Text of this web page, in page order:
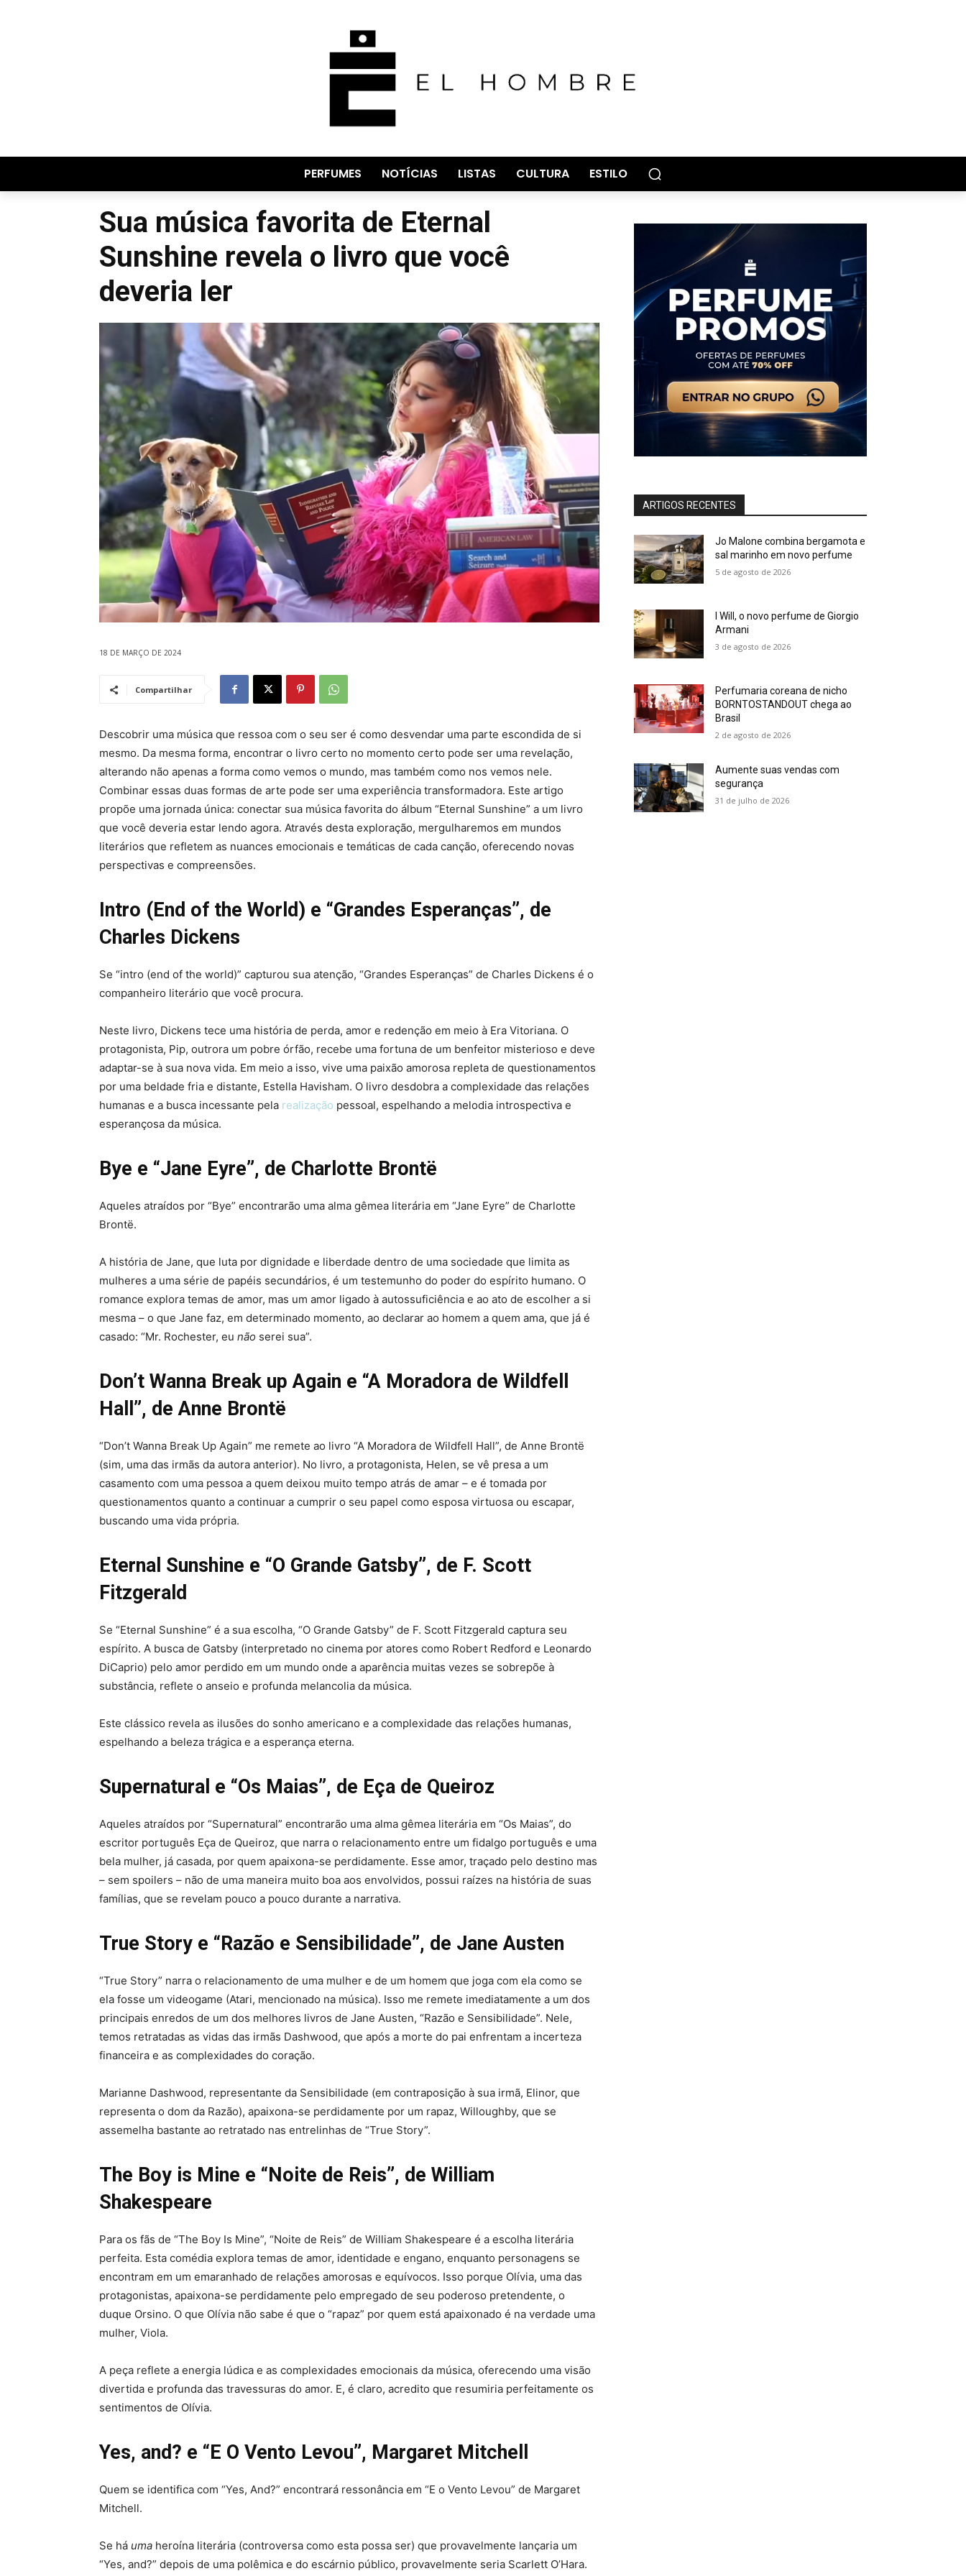
PERFUMES NOTÍCIAS LISTAS CULTURA ESTILO
Sua música favorita de Eternal
Sunshine revela o livro que você
deveria ler
18 DE MARÇO DE 2024
Compartilhar
Descobrir uma música que ressoa com o seu ser é como desvendar uma parte escondida de si
mesmo. Da mesma forma, encontrar o livro certo no momento certo pode ser uma revelação,
alterando não apenas a forma como vemos o mundo, mas também como nos vemos nele.
Combinar essas duas formas de arte pode ser uma experiência transformadora. Este artigo
propõe uma jornada única: conectar sua música favorita do álbum “Eternal Sunshine” a um livro
que você deveria estar lendo agora. Através desta exploração, mergulharemos em mundos
literários que refletem as nuances emocionais e temáticas de cada canção, oferecendo novas
perspectivas e compreensões.
Intro (End of the World) e “Grandes Esperanças”, de
Charles Dickens
Se “intro (end of the world)” capturou sua atenção, “Grandes Esperanças” de Charles Dickens é o
companheiro literário que você procura.
Neste livro, Dickens tece uma história de perda, amor e redenção em meio à Era Vitoriana. O
protagonista, Pip, outrora um pobre órfão, recebe uma fortuna de um benfeitor misterioso e deve
adaptar-se à sua nova vida. Em meio a isso, vive uma paixão amorosa repleta de questionamentos
por uma beldade fria e distante, Estella Havisham. O livro desdobra a complexidade das relações
humanas e a busca incessante pela realização pessoal, espelhando a melodia introspectiva e
esperançosa da música.
Bye e “Jane Eyre”, de Charlotte Brontë
Aqueles atraídos por “Bye” encontrarão uma alma gêmea literária em “Jane Eyre” de Charlotte
Brontë.
A história de Jane, que luta por dignidade e liberdade dentro de uma sociedade que limita as
mulheres a uma série de papéis secundários, é um testemunho do poder do espírito humano. O
romance explora temas de amor, mas um amor ligado à autossuficiência e ao ato de escolher a si
mesma – o que Jane faz, em determinado momento, ao declarar ao homem a quem ama, que já é
casado: “Mr. Rochester, eu não serei sua”.
Don’t Wanna Break up Again e “A Moradora de Wildfell
Hall”, de Anne Brontë
“Don’t Wanna Break Up Again” me remete ao livro “A Moradora de Wildfell Hall”, de Anne Brontë
(sim, uma das irmãs da autora anterior). No livro, a protagonista, Helen, se vê presa a um
casamento com uma pessoa a quem deixou muito tempo atrás de amar – e é tomada por
questionamentos quanto a continuar a cumprir o seu papel como esposa virtuosa ou escapar,
buscando uma vida própria.
Eternal Sunshine e “O Grande Gatsby”, de F. Scott
Fitzgerald
Se “Eternal Sunshine” é a sua escolha, “O Grande Gatsby” de F. Scott Fitzgerald captura seu
espírito. A busca de Gatsby (interpretado no cinema por atores como Robert Redford e Leonardo
DiCaprio) pelo amor perdido em um mundo onde a aparência muitas vezes se sobrepõe à
substância, reflete o anseio e profunda melancolia da música.
Este clássico revela as ilusões do sonho americano e a complexidade das relações humanas,
espelhando a beleza trágica e a esperança eterna.
Supernatural e “Os Maias”, de Eça de Queiroz
Aqueles atraídos por “Supernatural” encontrarão uma alma gêmea literária em “Os Maias”, do
escritor português Eça de Queiroz, que narra o relacionamento entre um fidalgo português e uma
bela mulher, já casada, por quem apaixona-se perdidamente. Esse amor, traçado pelo destino mas
– sem spoilers – não de uma maneira muito boa aos envolvidos, possui raízes na história de suas
famílias, que se revelam pouco a pouco durante a narrativa.
True Story e “Razão e Sensibilidade”, de Jane Austen
“True Story” narra o relacionamento de uma mulher e de um homem que joga com ela como se
ela fosse um videogame (Atari, mencionado na música). Isso me remete imediatamente a um dos
principais enredos de um dos melhores livros de Jane Austen, “Razão e Sensibilidade”. Nele,
temos retratadas as vidas das irmãs Dashwood, que após a morte do pai enfrentam a incerteza
financeira e as complexidades do coração.
Marianne Dashwood, representante da Sensibilidade (em contraposição à sua irmã, Elinor, que
representa o dom da Razão), apaixona-se perdidamente por um rapaz, Willoughby, que se
assemelha bastante ao retratado nas entrelinhas de “True Story”.
The Boy is Mine e “Noite de Reis”, de William
Shakespeare
Para os fãs de “The Boy Is Mine”, “Noite de Reis” de William Shakespeare é a escolha literária
perfeita. Esta comédia explora temas de amor, identidade e engano, enquanto personagens se
encontram em um emaranhado de relações amorosas e equívocos. Isso porque Olívia, uma das
protagonistas, apaixona-se perdidamente pelo empregado de seu poderoso pretendente, o
duque Orsino. O que Olívia não sabe é que o “rapaz” por quem está apaixonado é na verdade uma
mulher, Viola.
A peça reflete a energia lúdica e as complexidades emocionais da música, oferecendo uma visão
divertida e profunda das travessuras do amor. E, é claro, acredito que resumiria perfeitamente os
sentimentos de Olívia.
Yes, and? e “E O Vento Levou”, Margaret Mitchell
Quem se identifica com “Yes, And?” encontrará ressonância em “E o Vento Levou” de Margaret
Mitchell.
Se há uma heroína literária (controversa como esta possa ser) que provavelmente lançaria um
“Yes, and?” depois de uma polêmica e do escárnio público, provavelmente seria Scarlett O’Hara.
ARTIGOS RECENTES
Jo Malone combina bergamota e
sal marinho em novo perfume
5 de agosto de 2026
I Will, o novo perfume de Giorgio
Armani
3 de agosto de 2026
Perfumaria coreana de nicho
BORNTOSTANDOUT chega ao
Brasil
2 de agosto de 2026
Aumente suas vendas com
segurança
31 de julho de 2026